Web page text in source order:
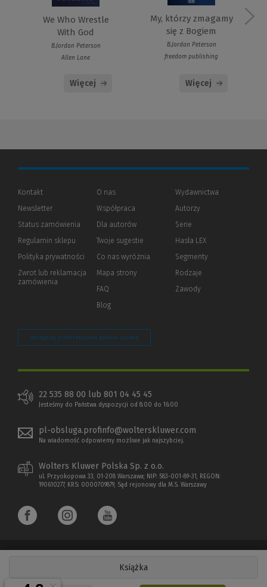
Książka
We Who Wrestle
With God
B.Jordan Peterson
Allen Lane
Więcej
My, którzy zmagamy
się z Bogiem
B.Jordan Peterson
freedom publishing
Więcej
Kontakt
Newsletter
Status zamówienia
Regulamin sklepu
Polityka prywatności (Nowe
(Link
innej
Zwrot lub reklamacja
zamówienia
O nas
Współpraca
Dla autorów(Nowe
(Link
innej
strony)
Twoje sugestie
Co nas wyróżnia
Mapa strony
FAQ
Blog
Wydawnictwa
Autorzy
Serie
Hasła LEX
Segmenty
Rodzaje
Zawody
Zarządzaj preferencjami plików cookie
22 535 88 00 lub 801 04 45 45
Jesteśmy do Państwa dyspozycji od 8:00 do 16:00
pl-obsluga.profinfo@wolterskluwer.com
Na wiadomość odpowiemy możliwe jak najszybciej.
Wolters Kluwer Polska Sp. z o.o.
ul. Przyokopowa 33, 01-208 Warszawa; NIP: 583-001-89-31, REGON:
190610277, KRS: 0000709879, Sąd rejonowy dla M.S. Warszawy